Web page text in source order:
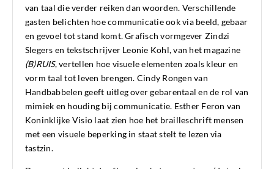
van taal die verder reiken dan woorden. Verschillende
gasten belichten hoe communicatie ook via beeld, gebaar
en gevoel tot stand komt. Grafisch vormgever Zindzi
Slegers en tekstschrijver Leonie Kohl, van het magazine
(B)RUIS, vertellen hoe visuele elementen zoals kleur en
vorm taal tot leven brengen. Cindy Rongen van
Handbabbelen geeft uitleg over gebarentaal en de rol van
mimiek en houding bij communicatie. Esther Feron van
Koninklijke Visio laat zien hoe het brailleschrift mensen
met een visuele beperking in staat stelt te lezen via
tastzin.